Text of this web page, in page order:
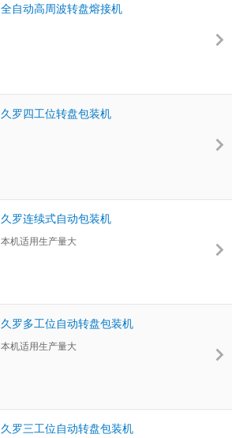
全自动高周波转盘熔接机
久罗四工位转盘包装机
久罗连续式自动包装机
本机适用生产量大
久罗多工位自动转盘包装机
本机适用生产量大
久罗三工位自动转盘包装机